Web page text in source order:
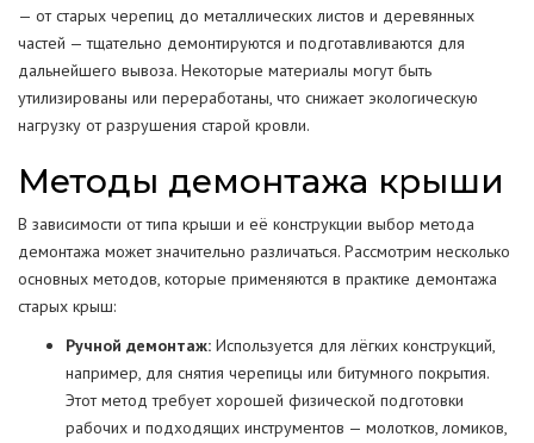
— от старых черепиц до металлических листов и деревянных
частей — тщательно демонтируются и подготавливаются для
дальнейшего вывоза. Некоторые материалы могут быть
утилизированы или переработаны, что снижает экологическую
нагрузку от разрушения старой кровли.
Методы демонтажа крыши
В зависимости от типа крыши и её конструкции выбор метода
демонтажа может значительно различаться. Рассмотрим несколько
основных методов, которые применяются в практике демонтажа
старых крыш:
Ручной демонтаж: Используется для лёгких конструкций,
например, для снятия черепицы или битумного покрытия.
Этот метод требует хорошей физической подготовки
рабочих и подходящих инструментов — молотков, ломиков,